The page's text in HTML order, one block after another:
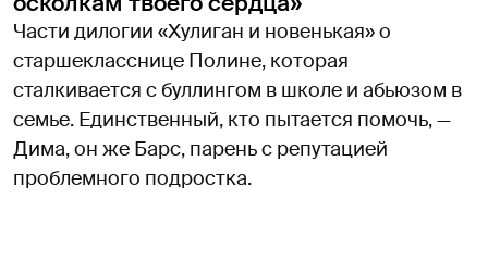
Части дилогии «Хулиган и новенькая» о
старшекласснице Полине, которая
сталкивается с буллингом в школе и абьюзом в
семье. Единственный, кто пытается помочь, —
Дима, он же Барс, парень с репутацией
проблемного подростка.